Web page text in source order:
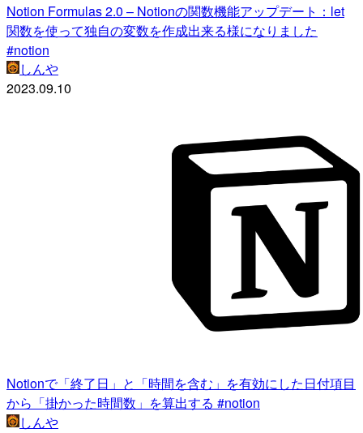
Notion Formulas 2.0 – Notionの関数機能アップデート：let
関数を使って独自の変数を作成出来る様になりました
#notion
しんや
2023.09.10
Notionで「終了日」と「時間を含む」を有効にした日付項目
から「掛かった時間数」を算出する #notion
しんや